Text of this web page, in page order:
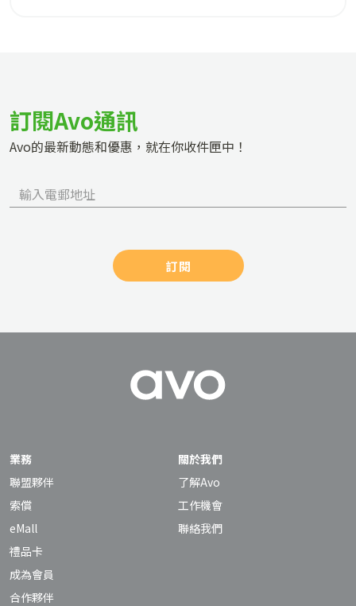
訂閱Avo通訊
Avo的最新動態和優惠，就在你收件匣中！
訂閱
業務
聯盟夥伴
索償
eMall
禮品卡
成為會員
合作夥伴
關於我們
了解Avo
工作機會
聯絡我們